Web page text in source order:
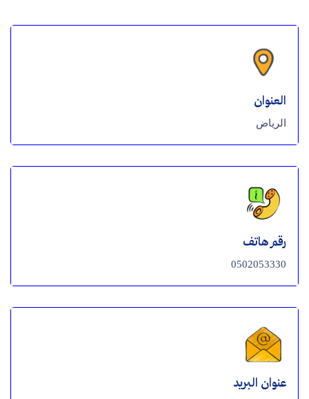
العنوان
الرياض
رقم هاتف
0502053330
عنوان البريد